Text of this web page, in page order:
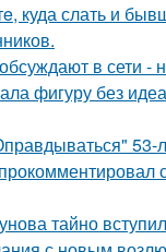
куда слать и
в сети -
фигуру без
53-
тайно